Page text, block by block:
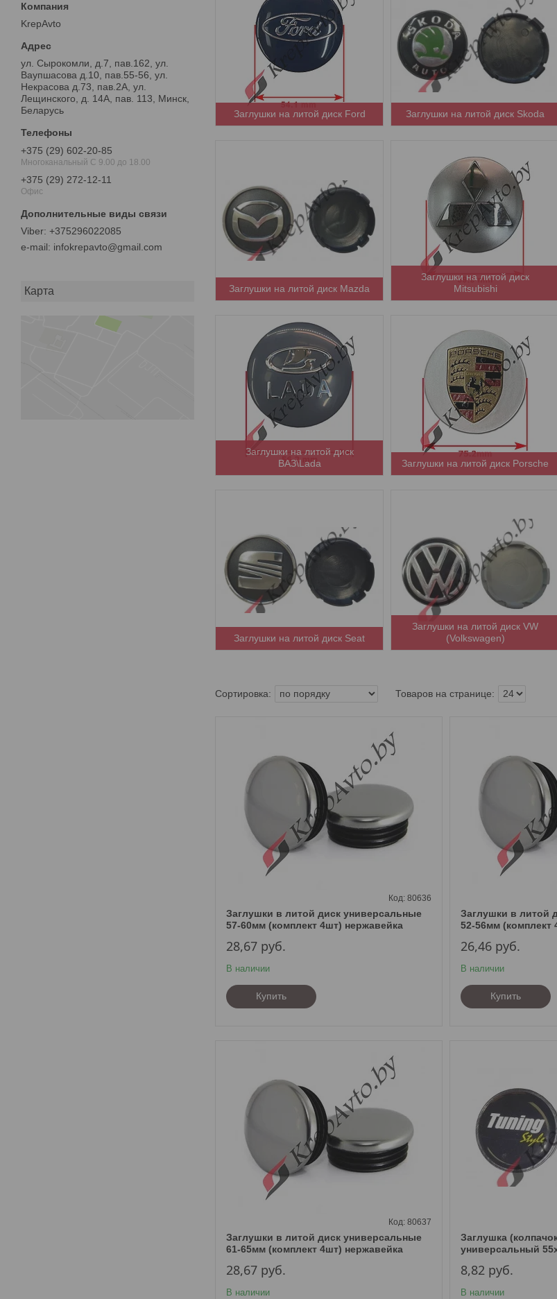
KrepAvto
ул. Сырокомли, д.7, пав.162, ул.
Ваупшасова д.10, пав.55-56, ул.
Некрасова д.73, пав.2А, ул.
Лещинского, д. 14А, пав. 113, Минск,
Беларусь
+375 (29) 602-20-85
Многоканальный С 9.00 до 18.00
+375 (29) 272-12-11
Офис
+375296022085
e-mail
infokrepavto@gmail.com
Карта
Заглушки на литой диск Ford Заглушки на литой диск Skoda
Заглушки на литой диск Mazda
Заглушки на литой диск
Mitsubishi
Заглушки на литой диск
ВАЗ\Lada
Заглушки на литой диск Porsche
Заглушки на литой диск Seat
Заглушки на литой диск VW
(Volkswagen)
Заглушки в литой диск универсальные
57-60мм (комплект 4шт) нержавейка
80636
28,67 руб.
В наличии
Купить
Заглушки в литой
52-56мм (комплект
26,46 руб.
В наличии
Купить
Заглушки в литой диск универсальные
61-65мм (комплект 4шт) нержавейка
80637
28,67 руб.
В наличии
Заглушка
универсальный
8,82 руб.
В наличии